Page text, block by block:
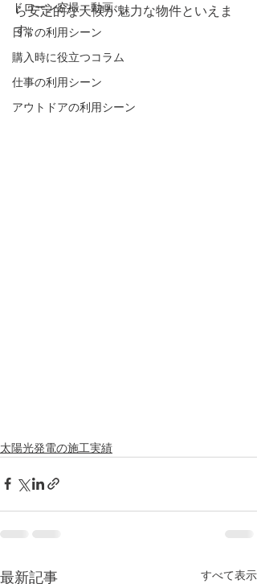
ドローン空撮・動画
日常の利用シーン
購入時に役立つコラム
仕事の利用シーン
アウトドアの利用シーン
ら安定的な天候が魅力な物件といえま
す。
太陽光発電の施工実績
最新記事 すべて表示